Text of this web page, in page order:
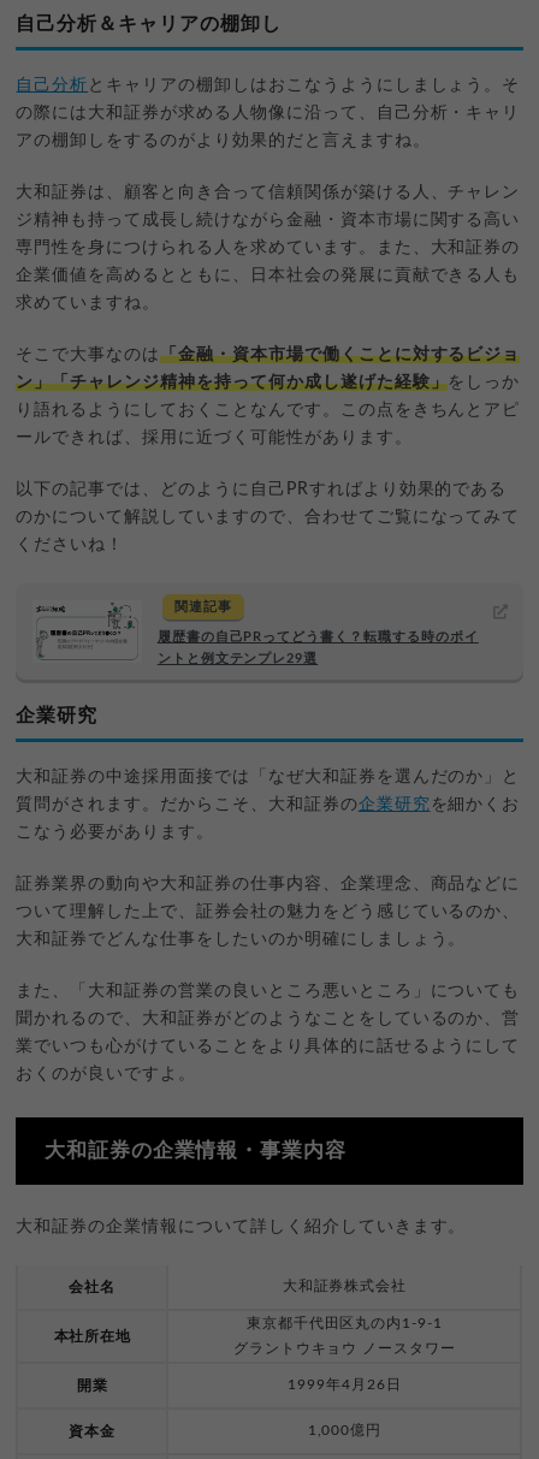
自己分析＆キャリアの棚卸し
自己分析 とキャリアの棚卸しはおこなうようにしましょう。そ
の際には大和証券が求める人物像に沿って、自己分析・キャリ
アの棚卸しをするのがより効果的だと言えますね。
大和証券は、顧客と向き合って信頼関係が築ける人、チャレン
ジ精神も持って成長し続けながら金融・資本市場に関する高い
専門性を身につけられる人を求めています。また、大和証券の
企業価値を高めるとともに、日本社会の発展に貢献できる人も
求めていますね。
そこで大事なのは「金融・資本市場で働くことに対するビジョ
ン」「チャレンジ精神を持って何か成し遂げた経験」をしっか
り語れるようにしておくことなんです。この点をきちんとアピ
ールできれば、採用に近づく可能性があります。
以下の記事では、どのように自己PRすればより効果的である
のかについて解説していますので、合わせてご覧になってみて
くださいね！
関連記事
履歴書の自己PRってどう書く？転職する時のポイ
ントと例文テンプレ29選
企業研究
大和証券の中途採用面接では「なぜ大和証券を選んだのか」と
質問がされます。だからこそ、大和証券の企業研究 を細かくお
こなう必要があります。
証券業界の動向や大和証券の仕事内容、企業理念、商品などに
ついて理解した上で、証券会社の魅力をどう感じているのか、
大和証券でどんな仕事をしたいのか明確にしましょう。
また、「大和証券の営業の良いところ悪いところ」についても
聞かれるので、大和証券がどのようなことをしているのか、営
業でいつも心がけていることをより具体的に話せるようにして
おくのが良いですよ。
大和証券の企業情報・事業内容
大和証券の企業情報について詳しく紹介していきます。
会社名 大和証券株式会社
本社所在地
東京都千代田区丸の内1-9-1
グラントウキョウ ノースタワー
開業 1999年4月26日
資本金 1,000億円